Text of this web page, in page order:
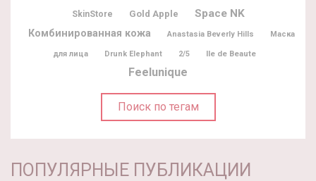
SkinStore Gold Apple Space NK
Комбинированная кожа Anastasia Beverly Hills Маска
для лица Drunk Elephant 2/5 Ile de Beaute
Feelunique
Поиск по тегам
ПОПУЛЯРНЫЕ ПУБЛИКАЦИИ